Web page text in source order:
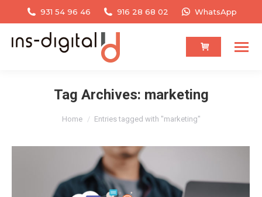
931 54 96 46 916 28 68 02 WhatsApp
Tag Archives: marketing
Home Entries tagged with "marketing"